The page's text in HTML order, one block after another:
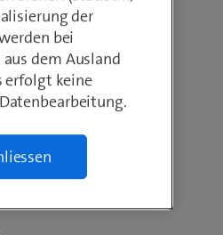
integrieren Sie
Kundenanfragen und
durch gezielte
haben wir
die Ihre individuellen
abdecken.
der
bei
dem Ausland
erfolgt keine